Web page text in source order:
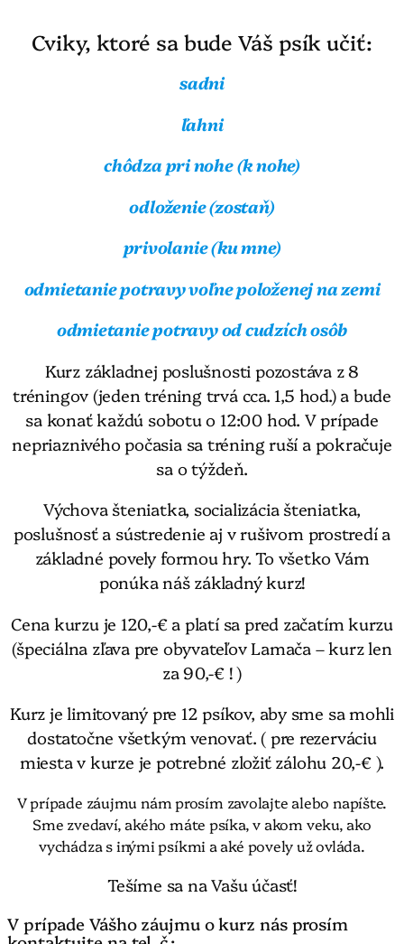
Cviky, ktoré sa bude Váš psík učiť:
sadni
ľahni
chôdza pri nohe (k nohe)
odloženie (zostaň)
privolanie (ku mne)
odmietanie potravy voľne položenej na zemi
odmietanie potravy od cudzích osôb
Kurz základnej poslušnosti pozostáva z 8
tréningov (jeden tréning trvá cca. 1,5 hod.) a bude
sa konať každú sobotu o 12:00 hod. V prípade
nepriaznivého počasia sa tréning ruší a pokračuje
sa o týždeň.
Výchova šteniatka, socializácia šteniatka,
poslušnosť a sústredenie aj v rušivom prostredí a
základné povely formou hry. To všetko Vám
ponúka náš základný kurz!
Cena kurzu je 120,-€ a platí sa pred začatím kurzu
(špeciálna zľava pre obyvateľov Lamača – kurz len
za 90,-€ ! )
Kurz je limitovaný pre 12 psíkov, aby sme sa mohli
dostatočne všetkým venovať. ( pre rezerváciu
miesta v kurze je potrebné zložiť zálohu 20,-€ ).
V prípade záujmu nám prosím zavolajte alebo napíšte.
Sme zvedaví, akého máte psíka, v akom veku, ako
vychádza s inými psíkmi a aké povely už ovláda.
Tešíme sa na Vašu účasť!
V prípade Vášho záujmu o kurz nás prosím